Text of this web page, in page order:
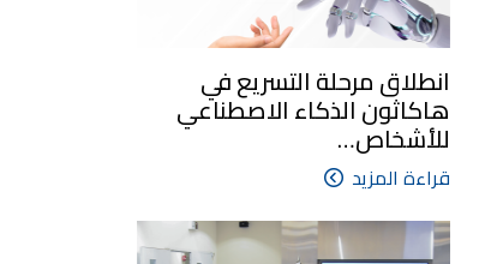
انطلاق مرحلة التسريع في
هاكاثون الذكاء الاصطناعي
للأشخاص…
قراءة المزيد